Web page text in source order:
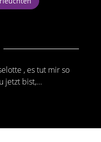
, es tut mir so
jetzt bist,...